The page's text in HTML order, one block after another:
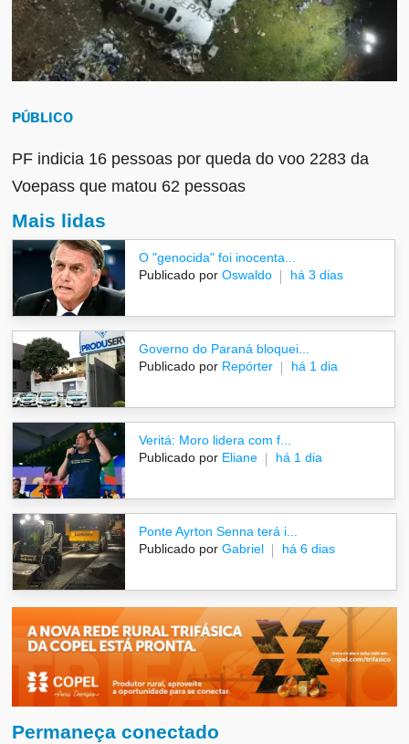
PÚBLICO
PF indicia 16 pessoas por queda do voo 2283 da
Voepass que matou 62 pessoas
Mais lidas
O "genocida" foi inocenta...
Publicado por Oswaldo há 3 dias
Governo do Paraná bloquei...
Publicado por Repórter há 1 dia
Veritá: Moro lidera com f...
Publicado por Eliane há 1 dia
Ponte Ayrton Senna terá i...
Publicado por Gabriel há 6 dias
Permaneça conectado